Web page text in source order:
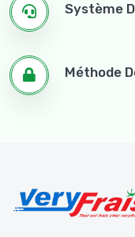
Système
Méthode